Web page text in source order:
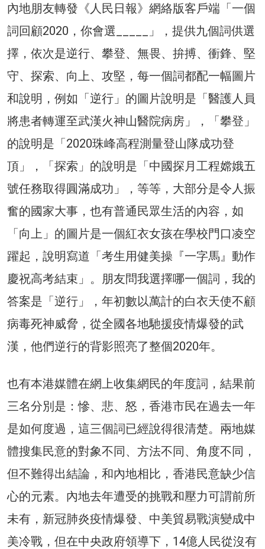
內地朋友轉發《人民日報》網絡版客戶端「一個
詞回顧2020，你會選_____」，提供九個詞供選
擇，依次是逆行、攀登、無畏、拚搏、衝鋒、堅
守、探索、向上、攻堅，每一個詞都配一幅圖片
和說明，例如「逆行」的圖片說明是「醫護人員
將患者轉運至武漢火神山醫院病房」，「攀登」
的說明是「2020珠峰高程測量登山隊成功登
頂」，「探索」的說明是「中國探月工程嫦娥五
號任務取得圓滿成功」，等等，大部分是令人振
奮的國家大事，也有普通民眾生活的內容，如
「向上」的圖片是一個紅衣女孩在學校門口凌空
躍起，說明寫道「考生用健美操『一字馬』動作
慶祝高考結束」。朋友問我選擇哪一個詞，我的
答案是「逆行」，年初數以萬計的白衣天使不顧
病毒死神威脅，從全國各地馳援疫情爆發的武
漢，他們逆行的背影照亮了整個2020年。
也有本港媒體在網上收集網民的年度詞，結果前
三名分別是：慘、悲、怒，香港市民在過去一年
是如何度過，這三個詞已經說得很清楚。兩地媒
體搜集民意的對象不同、方法不同、角度不同，
但不難得出結論，和內地相比，香港民意缺少信
心的元素。內地去年遭受的挑戰和壓力可謂前所
未有，新冠肺炎疫情爆發、中美貿易戰演變成中
美冷戰，但在中央政府領導下，14億人民從沒有